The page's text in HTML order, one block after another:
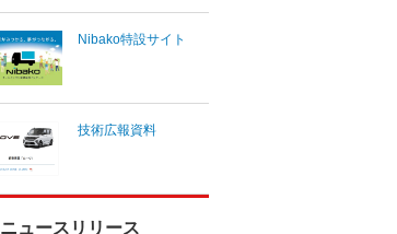
Nibako特設サイト
技術広報資料
ニュースリリース